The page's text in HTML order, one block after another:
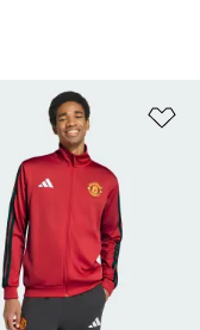
lista de deseos